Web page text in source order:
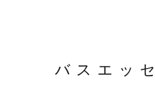
バスエッ